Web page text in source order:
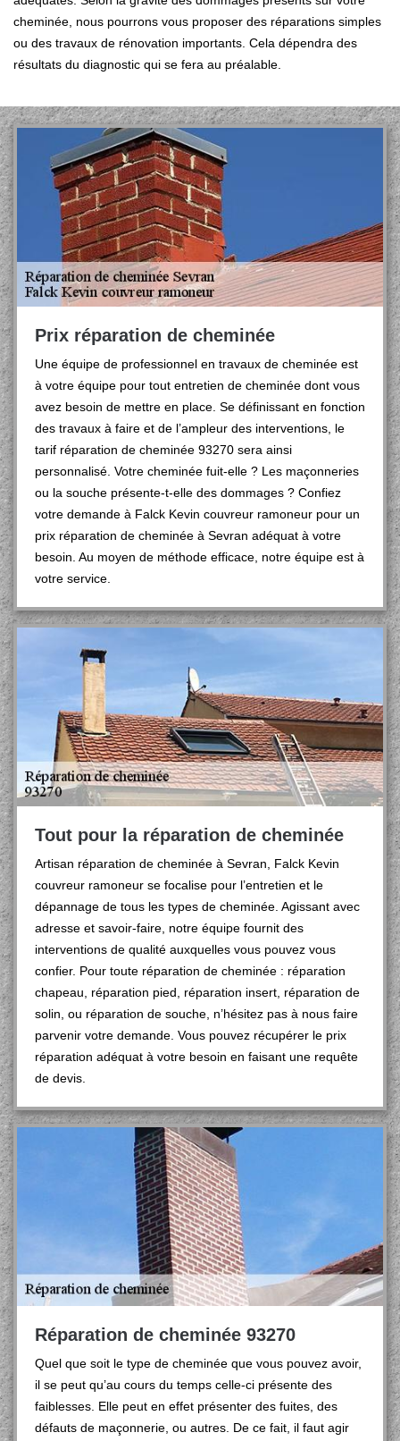
cheminée, nous pourrons vous proposer des réparations simples
ou des travaux de rénovation importants. Cela dépendra des
résultats du diagnostic qui se fera au préalable.
Prix réparation de cheminée
Une équipe de professionnel en travaux de cheminée est
à votre équipe pour tout entretien de cheminée dont vous
avez besoin de mettre en place. Se définissant en fonction
des travaux à faire et de l’ampleur des interventions, le
tarif réparation de cheminée 93270 sera ainsi
personnalisé. Votre cheminée fuit-elle ? Les maçonneries
ou la souche présente-t-elle des dommages ? Confiez
votre demande à Falck Kevin couvreur ramoneur pour un
prix réparation de cheminée à Sevran adéquat à votre
besoin. Au moyen de méthode efficace, notre équipe est à
votre service.
Tout pour la réparation de cheminée
Artisan réparation de cheminée à Sevran, Falck Kevin
couvreur ramoneur se focalise pour l’entretien et le
dépannage de tous les types de cheminée. Agissant avec
adresse et savoir-faire, notre équipe fournit des
interventions de qualité auxquelles vous pouvez vous
confier. Pour toute réparation de cheminée : réparation
chapeau, réparation pied, réparation insert, réparation de
solin, ou réparation de souche, n’hésitez pas à nous faire
parvenir votre demande. Vous pouvez récupérer le prix
réparation adéquat à votre besoin en faisant une requête
de devis.
Réparation de cheminée 93270
Quel que soit le type de cheminée que vous pouvez avoir,
il se peut qu’au cours du temps celle-ci présente des
faiblesses. Elle peut en effet présenter des fuites, des
défauts de maçonnerie, ou autres. De ce fait, il faut agir